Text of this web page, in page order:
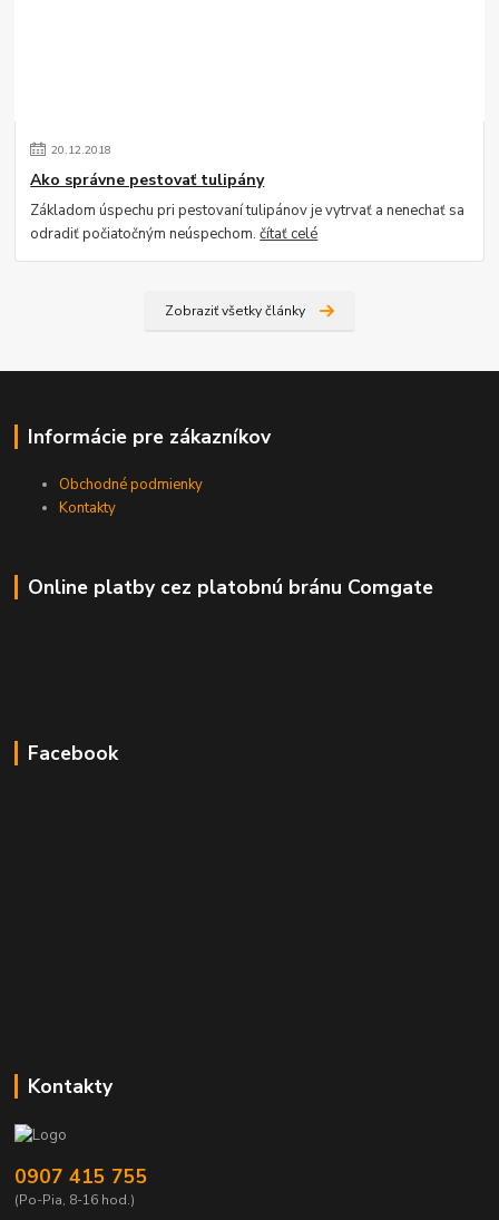
20.12.2018
Ako správne pestovať tulipány
Základom úspechu pri pestovaní tulipánov je vytrvať a nenechať sa
odradiť počiatočným neúspechom.čítať celé
Zobraziť všetky články
Informácie pre zákazníkov
Obchodné podmienky
Kontakty
Online platby cez platobnú bránu Comgate
Facebook
Kontakty
0907 415 755
(Po-Pia, 8-16 hod.)